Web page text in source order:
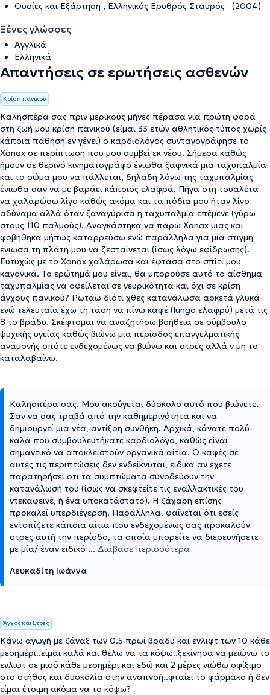
Ουσίες και Εξάρτηση , Ελληνικός Ερυθρός Σταυρός (2004)
Ξένες γλώσσες
Αγγλικά
Ελληνικά
Απαντήσεις σε ερωτήσεις ασθενών
Κρίση πανικού
Καλησπέρα σας πριν μερικούς μήνες πέρασα για πρώτη φορά
στη ζωή μου κρίση πανικού (είμαι 33 ετών αθλητικός τύπος χωρίς
κάποια πάθηση εν γένει) ο καρδιολόγος συνταγογράφησε το
Xanax σε περίπτωση που μου συμβεί εκ νέου. Σήμερα καθώς
ήμουν σε θερινό κινηματογράφο ένιωθα ξαφνικά μια ταχυπαλμία
και το σώμα μου να πάλλεται, δηλαδή λόγω της ταχυπαλμίας
ένιωθα σαν να με βαράει κάποιος ελαφρά. Πήγα στη τουαλέτα
να χαλαρώσω λίγο καθώς ακόμα και τα πόδια μου ήταν λίγο
αδύναμα αλλά όταν ξαναγύρισα η ταχυπαλμία επέμενε (γύρω
στους 110 παλμούς). Αναγκάστηκα να πάρω Xanax μιας και
φοβήθηκα μήπως καταρρεύσω ενώ παράλληλα για μια στιγμή
ένιωσα τη πλάτη μου να ζεσταίνεται (ίσως λόγω εφίδρωσης).
Ευτυχώς με το Xanax χαλάρωσα και έφτασα στο σπίτι μου
κανονικά. Το ερώτημά μου είναι, θα μπορούσε αυτό το αίσθημα
ταχυπαλμίας να οφείλεται σε νευρικότητα και όχι σε κρίση
άγχους πανικού? Ρωτάω διότι χθες κατανάλωσα αρκετά γλυκά
ενώ τελευταία έχω τη τάση να πίνω καφέ (lungo ελαφρύ) μετά τις
8 το βράδυ. Σκέφτομαι να αναζητήσω βοήθεια σε σύμβουλο
ψυχικής υγείας καθώς βιώνω μια περίοδος επαγγελματικής
αναμονής οπότε ενδεχομένως να βιώνω και στρες αλλά ν μη το
καταλαβαίνω.
Καλησπέρα σας. Μου ακούγεται δύσκολο αυτό που βιώνετε.
Σαν να σας τραβά από την καθημερινότητα και να
δημιουργεί μια νέα, αντίξοη συνθήκη. Αρχικά, κάνατε πολύ
καλά που συμβουλευτήκατε καρδιολόγο, καθώς είναι
σημαντικό να αποκλειστούν οργανικά αίτια. Ο καφές σε
αυτές τις περιπτώσεις δεν ενδείκνυται, ειδικά αν έχετε
παρατηρήσει οτι τα συμπτώματα συνοδεύουν την
κατανάλωσή του (ίσως να σκεφτείτε τις εναλλακτικές του
ντεκαφεϊνέ, ή ένα υποκατάστατο). Η ζάχαρη επίσης
προκαλεί υπερδιέγερση. Παράλληλα, φαίνεται ότι εσείς
εντοπίζετε κάποια αίτια που ενδεχομένως σας προκαλούν
στρες αυτή την περίοδο, τα οποία μπορείτε να διερευνήσετε
με μία/ έναν ειδικό ... Διάβασε περισσότερα
Λευκαδίτη Ιωάννα
Άγχος και Στρες
Κάνω αγωγή με ζάναξ των 0.5 πρωί βράδυ και ενλιφτ των 10 κάθε
μεσημέρι..είμαι καλά και θέλω να τα κόψω..ξεκίνησα να μειώνω το
ενλιφτ σε μισό κάθε μεσημέρι και εδώ και 2 μέρες νιώθω σφίξιμο
στο στήθος και δυσκολία στην αναπνοή..φταίει το φάρμακο ή δεν
είμαι έτοιμη ακόμα να το κόψω?